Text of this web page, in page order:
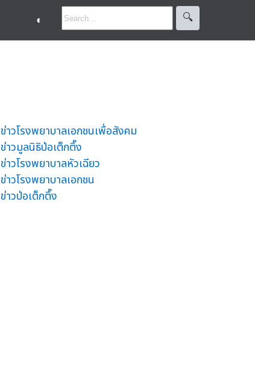
◐ 🔍︎
ข่าวโรงพยาบาลเอกชนเพื่อสังคม
ข่าวมูลนิธิป่อเต็กตึ๊ง
ข่าวโรงพยาบาลหัวเฉียว
ข่าวโรงพยาบาลเอกชน
ข่าวป่อเต็กตึ๊ง